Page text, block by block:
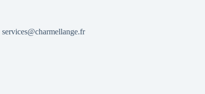
services@charmellange.fr